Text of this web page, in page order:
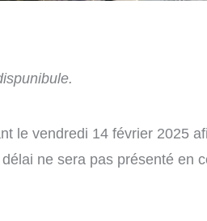
le vendredi 14 février 2025
ne sera pas présenté en